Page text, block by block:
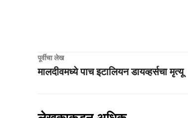
पूर्वीचा लेख
मालदीवमध्ये पाच इटालियन डायव्हर्सचा मृत्यू